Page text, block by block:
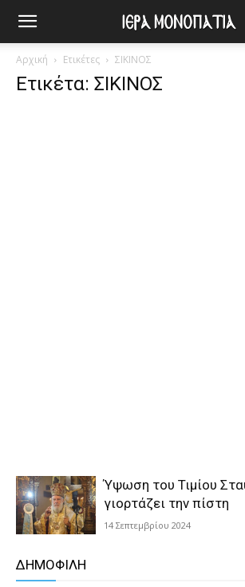
Αρχική Ετικέτες ΣΙΚΙΝΟΣ
Ετικέτα: ΣΙΚΙΝΟΣ
Ύψωση του Τιμίου
γιορτάζει την πίστη
14 Σεπτεμβρίου 2024
ΔΗΜΟΦΙΛΗ